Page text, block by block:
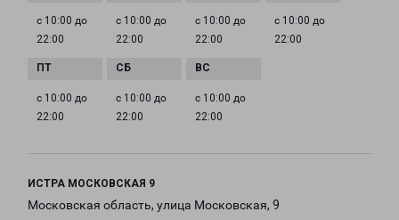
с 10:00 до
22:00
с 10:00 до
22:00
с 10:00 до
22:00
с 10:00 до
22:00
с 10:00 до
22:00
с 10:00 до
22:00
с 10:00 до
22:00
ИСТРА МОСКОВСКАЯ 9
Московская область, улица Московская, 9